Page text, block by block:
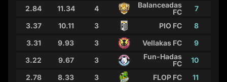
7
Balanceadas
FC
4
11.34
2.84
8
PIO FC
3
10.11
3.37
9
Vellakas FC
3
9.93
3.31
10
Fun-Hadas
FC
3
9.67
3.22
11
FLOP FC
3
8.33
2.78